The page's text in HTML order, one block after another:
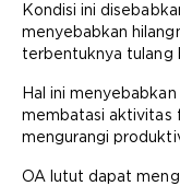
Kondisi ini
menyebabkan
terbentuknya tulang
Hal ini
membatasi aktivitas
mengurangi
OA lutut dapat